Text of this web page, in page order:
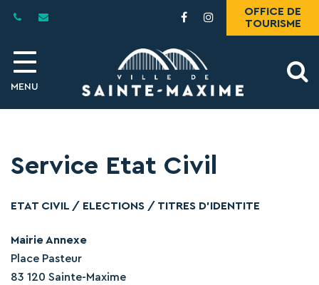
Lien
le
compte
Facebook
OFFICE DE
TOURISME
MENU
Service Etat Civil
ETAT CIVIL / ELECTIONS / TITRES D’IDENTITE
Mairie Annexe
Place Pasteur
83 120 Sainte-Maxime